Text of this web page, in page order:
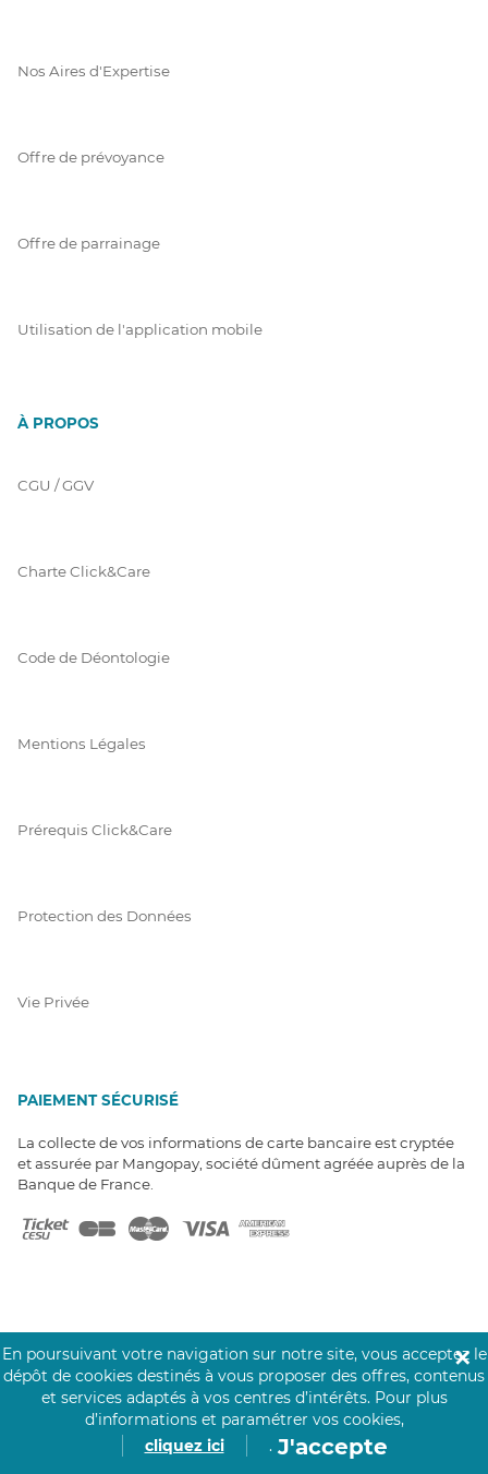
Nos Aires d'Expertise
Offre de prévoyance
Offre de parrainage
Utilisation de l'application mobile
À PROPOS
CGU / GGV
Charte Click&Care
Code de Déontologie
Mentions Légales
Prérequis Click&Care
Protection des Données
Vie Privée
PAIEMENT SÉCURISÉ
La collecte de vos informations de carte bancaire est cryptée
et assurée par Mangopay, société dûment agréée auprès de la
Banque de France.
NOS PARTENAIRES
Click&Care est soutenu par les Groupes
Caisse des Dépôts et MAIF.
En poursuivant votre navigation sur notre site, vous acceptez le
dépôt de cookies destinés à vous proposer des offres, contenus
et services adaptés à vos centres d’intérêts. Pour plus
d’informations et paramétrer vos cookies,
cliquez ici
. J'accepte
✕